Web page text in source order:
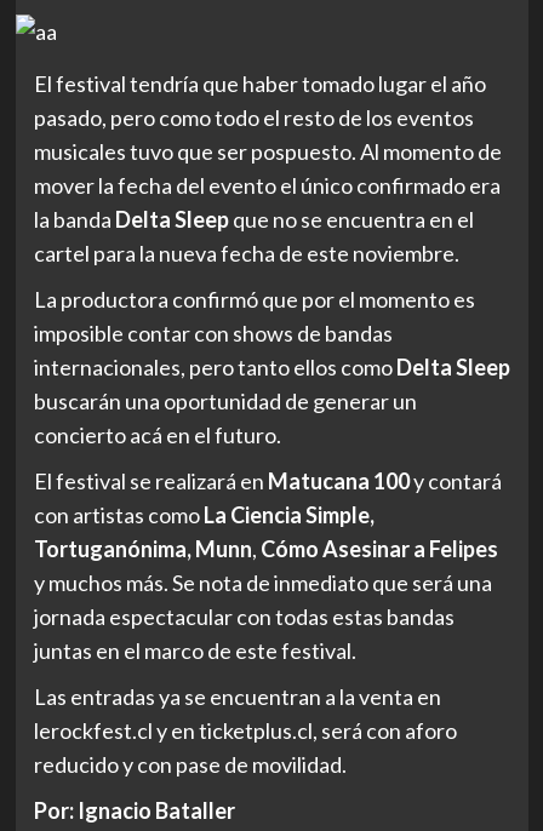
El festival tendría que haber tomado lugar el año
pasado, pero como todo el resto de los eventos
musicales tuvo que ser pospuesto. Al momento de
mover la fecha del evento el único confirmado era
la banda Delta Sleepque no se encuentra en el
cartel para la nueva fecha de este noviembre.
La productora confirmó que por el momento es
imposible contar con shows de bandas
internacionales, pero tanto ellos comoDelta Sleep
buscarán una oportunidad de generar un
concierto acá en el futuro.
El festival se realizará en Matucana 100y contará
con artistas comoLa Ciencia Simple,
Tortuganónima, Munn, Cómo Asesinar a Felipes
y muchos más. Se nota de inmediato que será una
jornada espectacular con todas estas bandas
juntas en el marco de este festival.
Las entradas ya se encuentran a la venta en
lerockfest.cl y en ticketplus.cl, será con aforo
reducido y con pase de movilidad.
Por: Ignacio Bataller